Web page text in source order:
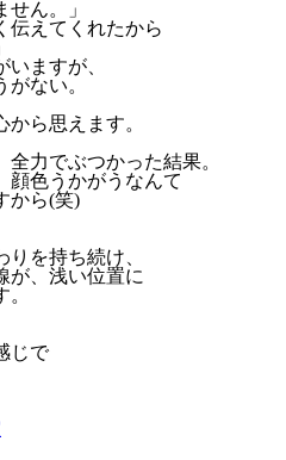
せん。」
伝えてくれたから
ますが、
ない。
から思えます。
力でぶつかった結果。
顔色うかがうなんて
から(笑)
を持ち続け、
が、浅い位置に
じで